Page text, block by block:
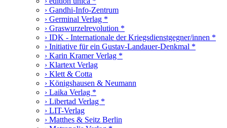
› Gandhi-Info-Zentrum
› Germinal Verlag *
› Graswurzelrevolution *
› IDK - Internationale der Kriegsdienstgegner/innen *
› Initiative für ein Gustav-Landauer-Denkmal *
› Karin Kramer Verlag *
› Klartext Verlag
› Klett & Cotta
› Königshausen & Neumann
› Laika Verlag *
› Libertad Verlag *
› LIT-Verlag
› Matthes & Seitz Berlin